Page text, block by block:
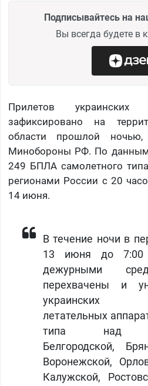
Подписывайтесь на
Вы всегда будете в
Прилетов украинских
зафиксировано на
области прошлой
Минобороны РФ. По данным
249 БПЛА самолетного
регионами России с 20
14 июня.
В течение ночи в
13 июня до
дежурными
перехвачены и
украинских
летательных
типа над
Белгородской,
Воронежской,
Калужской,